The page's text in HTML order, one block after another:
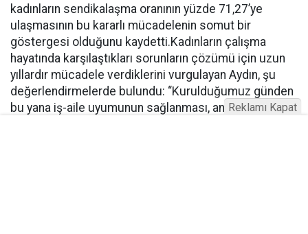
kadınların sendikalaşma oranının yüzde 71,27’ye
ulaşmasının bu kararlı mücadelenin somut bir
göstergesi olduğunu kaydetti.Kadınların çalışma
hayatında karşılaştıkları sorunların çözümü için uzun
yıllardır mücadele verdiklerini vurgulayan Aydın, şu
değerlendirmelerde bulundu: “Kurulduğumuz günden
bu yana iş-aile uyumunun sağlanması, analık haklarının
Reklamı Kapat